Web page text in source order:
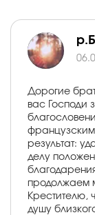
Дорогие
вас Господи
французским
результат:
делу
продолжаем
Крестителю,
душу